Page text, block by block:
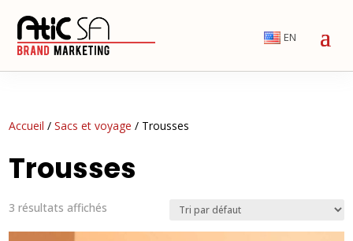
EN
Accueil /Sacs et voyage / Trousses
Trousses
3 résultats affichés